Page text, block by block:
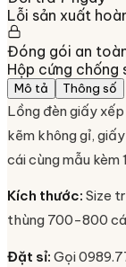
Lỗi sản xuất
Đóng gói an
Hộp cứng chống
Mô tả Thông số
Lồng đèn giấy
kẽm không gỉ,
cái cùng mẫu kèm
Kích thước: Size
thùng 700-800
Đặt sỉ: Gọi